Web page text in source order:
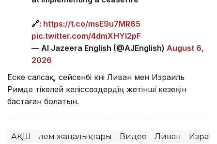
southern Lebanon amid ongoing talks aimed
at implementing a ceasefire
🔗: https://t.co/msE9u7MR85
pic.twitter.com/4dmXHYl2pF
2026
Еске салсақ, сейсенбі күні Ливан мен Израиль